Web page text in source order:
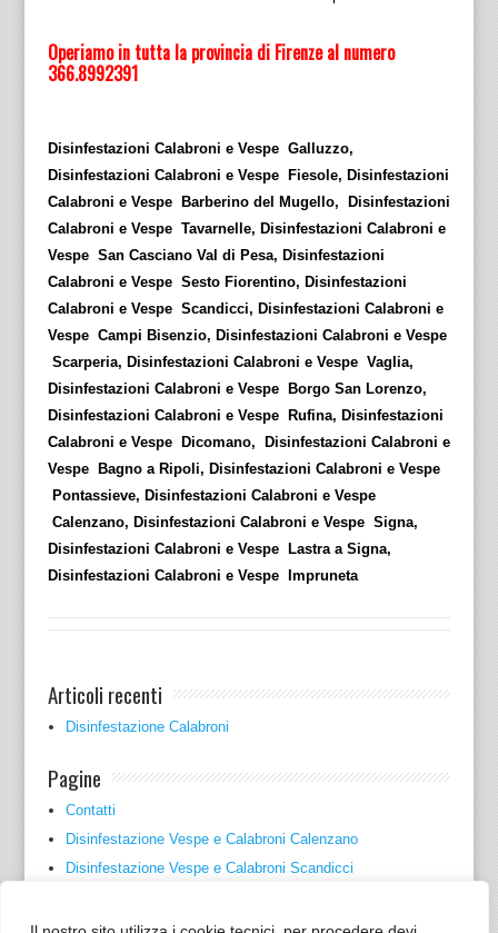
Operiamo in tutta la provincia di Firenze al numero
366.8992391
Disinfestazioni Calabroni e Vespe Galluzzo,
Disinfestazioni Calabroni e Vespe Fiesole, Disinfestazioni
Calabroni e Vespe Barberino del Mugello, Disinfestazioni
Calabroni e Vespe Tavarnelle, Disinfestazioni Calabroni e
Vespe San Casciano Val di Pesa, Disinfestazioni
Calabroni e Vespe Sesto Fiorentino, Disinfestazioni
Calabroni e Vespe Scandicci, Disinfestazioni Calabroni e
Vespe Campi Bisenzio, Disinfestazioni Calabroni e Vespe
Scarperia, Disinfestazioni Calabroni e Vespe Vaglia,
Disinfestazioni Calabroni e Vespe Borgo San Lorenzo,
Disinfestazioni Calabroni e Vespe Rufina, Disinfestazioni
Calabroni e Vespe Dicomano, Disinfestazioni Calabroni e
Vespe Bagno a Ripoli, Disinfestazioni Calabroni e Vespe
Pontassieve, Disinfestazioni Calabroni e Vespe
Calenzano, Disinfestazioni Calabroni e Vespe Signa,
Disinfestazioni Calabroni e Vespe Lastra a Signa,
Disinfestazioni Calabroni e Vespe Impruneta
Articoli recenti
Disinfestazione Calabroni
Pagine
Contatti
Disinfestazione Vespe e Calabroni Calenzano
Disinfestazione Vespe e Calabroni Scandicci
Disinfestazioni Vespe e Calabroni Firenze